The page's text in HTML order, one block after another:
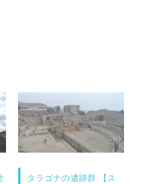
タラゴナの遺跡群 【ス